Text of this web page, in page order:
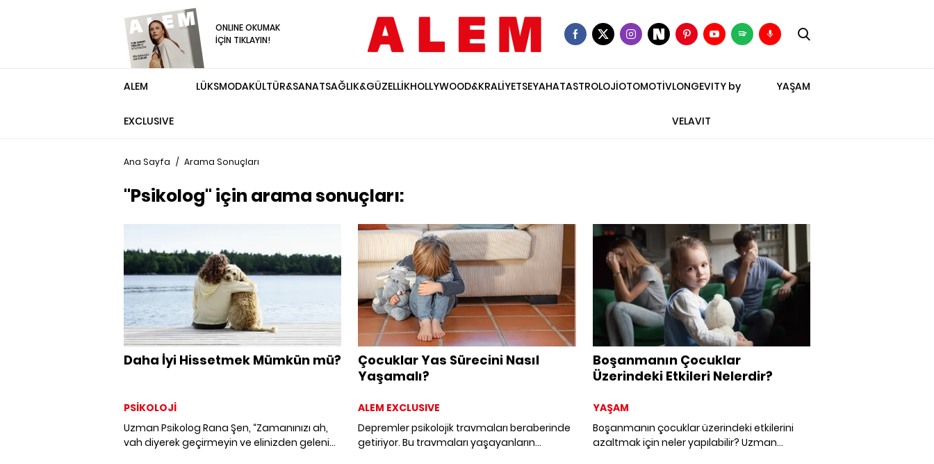
ONLINE OKUMAK
İÇİN TIKLAYIN!
ALEM
EXCLUSIVE
LÜKSMODAKÜLTÜR&SANATSAĞLIK&GÜZELLİKHOLLYWOOD&KRALİYETSEYAHATASTROLOJİOTOMOTİVLONGEVITY by
VELAVIT
YAŞAM
Ana Sayfa / Arama Sonuçları
"Psikolog" için arama sonuçları:
Daha İyi Hissetmek Mümkün mü?
PSİKOLOJİ
Uzman Psikolog Rana Şen, “Zamanınızı ah,
vah diyerek geçirmeyin ve elinizden gelenin
Çocuklar Yas Sürecini Nasıl
Yaşamalı?
ALEM EXCLUSIVE
Depremler psikolojik travmaları beraberinde
getiriyor. Bu travmaları yaşayanların
Boşanmanın Çocuklar
Üzerindeki Etkileri Nelerdir?
YAŞAM
Boşanmanın çocuklar üzerindeki etkilerini
azaltmak için neler yapılabilir? Uzman